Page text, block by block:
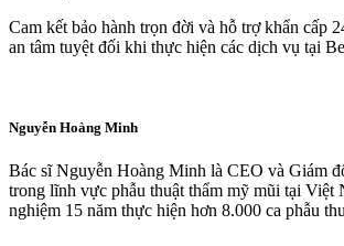
Cam kết bảo hành trọn đời và hỗ trợ khẩn cấp
an tâm tuyệt đối khi thực hiện các dịch vụ tại
Nguyễn Hoàng Minh
Bác sĩ Nguyễn Hoàng Minh là CEO và Giám
trong lĩnh vực phẫu thuật thẩm mỹ mũi tại Việt
nghiệm 15 năm thực hiện hơn 8.000 ca phẫu